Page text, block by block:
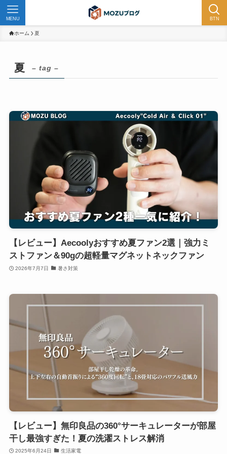
BTN
MENU
ホーム 夏
夏 – tag –
【レビュー】Aecoolyおすすめ夏ファン2選｜強力ミ
ストファン＆90gの超軽量マグネットネックファン
2026年7月7日 暑さ対策
【レビュー】無印良品の360°サーキュレーターが部屋
干し最強すぎた！夏の洗濯ストレス解消
2025年6月24日 生活家電